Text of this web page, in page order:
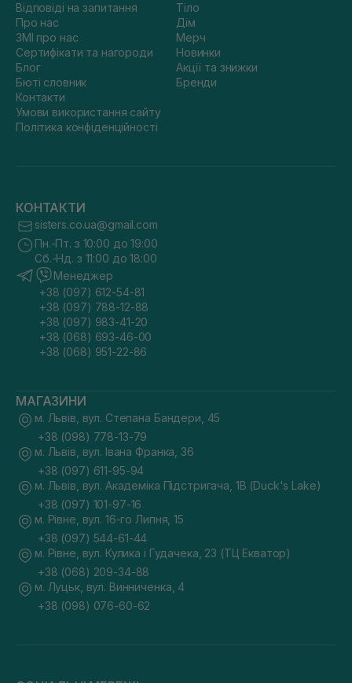
Відповіді на запитання
Про нас
ЗМІ про нас
Сертифікати та нагороди
Блог
Бюті словник
Контакти
Умови використання сайту
Політика конфіденційності
Тіло
Дім
Мерч
Новинки
Акції та знижки
Бренди
КОНТАКТИ
sisters.co.ua@gmail.com
Пн.-Пт. з 10:00 до 19:00
Сб.-Нд. з 11:00 до 18:00
Менеджер
+38 (097) 612-54-81
+38 (097) 788-12-88
+38 (097) 983-41-20
+38 (068) 693-46-00
+38 (068) 951-22-86
МАГАЗИНИ
м. Львів, вул. Степана Бандери, 45
+38 (098) 778-13-79
м. Львів, вул. Івана Франка, 36
+38 (097) 611-95-94
м. Львів, вул. Академіка Підстригача, 1В (Duck's Lake)
+38 (097) 101-97-16
м. Рівне, вул. 16-го Липня, 15
+38 (097) 544-61-44
м. Рівне, вул. Кулика і Гудачека, 23 (ТЦ Екватор)
+38 (068) 209-34-88
м. Луцьк, вул. Винниченка, 4
+38 (098) 076-60-62